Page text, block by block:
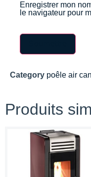
Enregistrer mon
le navigateur pour
Category poêle air
Produits